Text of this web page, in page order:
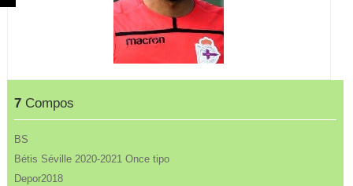
7 Compos
BS
Bétis Séville 2020-2021 Once tipo
Depor2018